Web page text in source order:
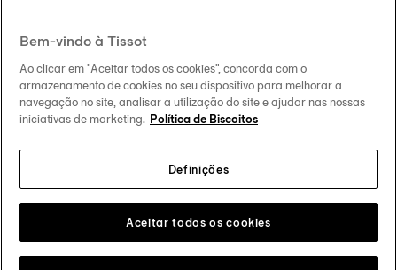
Help and contacts
Our commitments
Follow us on social media
Change country Tissot Copyrights 2026
Bem-vindo à Tissot
Ao clicar em "Aceitar todos os cookies", concorda com o
armazenamento de cookies no seu dispositivo para melhorar a
navegação no site, analisar a utilização do site e ajudar nas nossas
iniciativas de marketing. Política de Biscoitos
Definições
Aceitar todos os cookies